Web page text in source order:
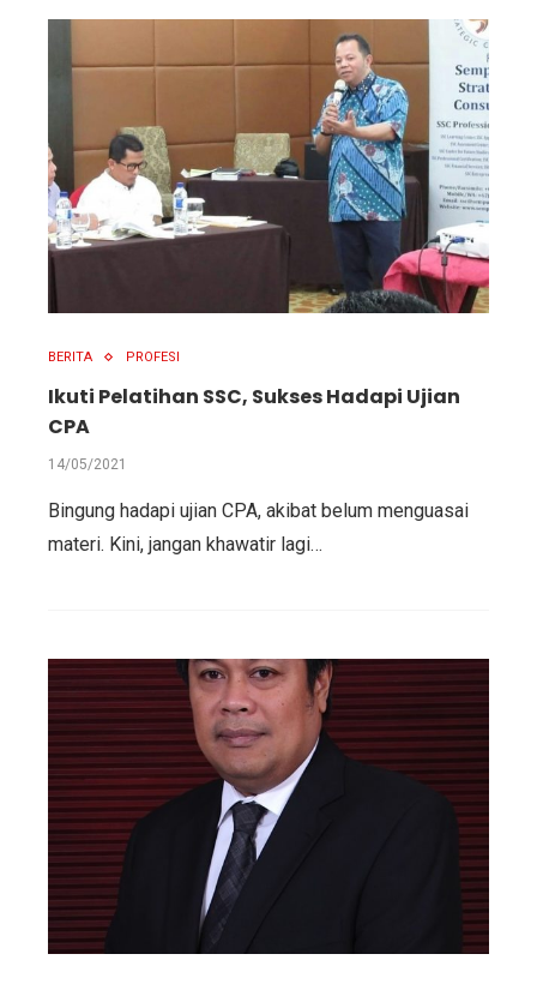
BERITA PROFESI
Ikuti Pelatihan SSC, Sukses Hadapi Ujian
CPA
14/05/2021
Bingung hadapi ujian CPA, akibat belum menguasai
materi. Kini, jangan khawatir lagi…